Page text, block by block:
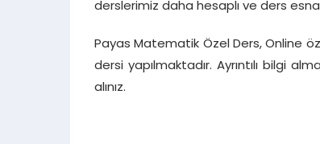
derslerimiz daha hesaplı ve ders
Payas Matematik Özel Ders, Online
dersi yapılmaktadır. Ayrıntılı bilgi
alınız.